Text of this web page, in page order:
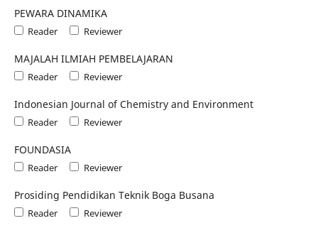
PEWARA DINAMIKA
Reader Reviewer
MAJALAH ILMIAH PEMBELAJARAN
Reader Reviewer
Indonesian Journal of Chemistry and Environment
Reader Reviewer
FOUNDASIA
Reader Reviewer
Prosiding Pendidikan Teknik Boga Busana
Reader Reviewer